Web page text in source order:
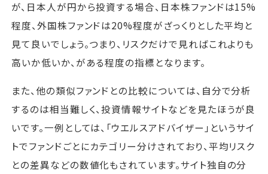
が、日本人が円から投資する場合、日本株ファンドは15%
程度、外国株ファンドは20%程度がざっくりとした平均と
見て良いでしょう。つまり、リスクだけで見ればこれよりも
高いか低いか、がある程度の指標となります。
また、他の類似ファンドとの比較については、自分で分析
するのは相当難しく、投資情報サイトなどを見たほうが良
いです。一例としては、「ウエルスアドバイザー」というサイ
トでファンドごとにカテゴリー分けされており、平均リスク
との差異などの数値化もされています。サイト独自の分